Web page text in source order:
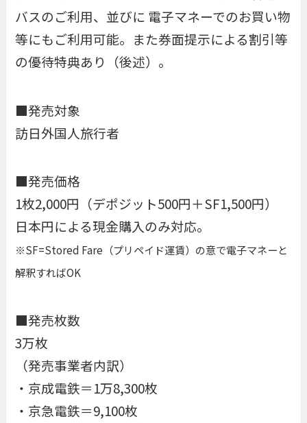
バスのご利用、並びに 電子マネーでのお買い物
等にもご利用可能。また券面提示による割引等
の優待特典あり（後述）。
■発売対象
訪日外国人旅行者
■発売価格
1枚2,000円（デポジット500円＋SF1,500円）
日本円による現金購入のみ対応。
※SF=Stored Fare（プリペイド運賃）の意で電子マネーと
解釈すればOK
■発売枚数
3万枚
（発売事業者内訳）
・京成電鉄＝1万8,300枚
・京急電鉄＝9,100枚